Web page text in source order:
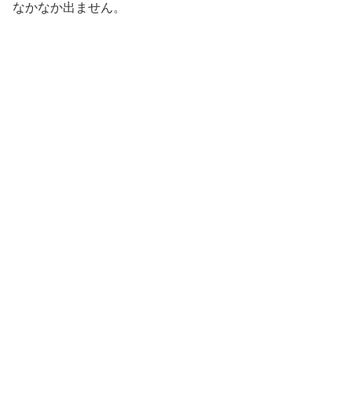
なかなか出ません。